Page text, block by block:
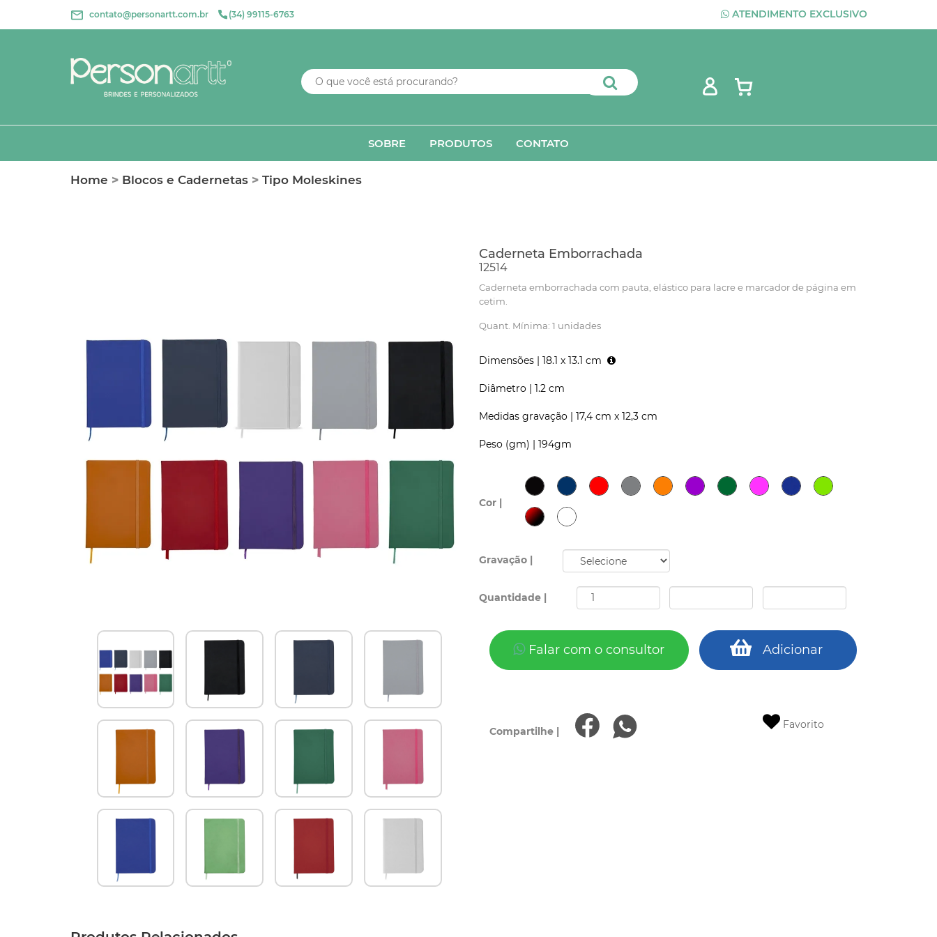
contato@personartt.com.br (34) 99115-6763 ATENDIMENTO EXCLUSIVO
SOBRE PRODUTOS CONTATO
Home > Blocos e Cadernetas > Tipo Moleskines
Caderneta Emborrachada
12514
Caderneta emborrachada com pauta, elástico para lacre e marcador de página em
cetim.
Quant. Mínima: 1 unidades
Dimensões | 18.1 x 13.1 cm
Diâmetro | 1.2 cm
Medidas gravação | 17,4 cm x 12,3 cm
Peso (gm) | 194gm
Cor |
Gravação |
Quantidade |
Falar com o consultor Adicionar
Compartilhe |
Favorito